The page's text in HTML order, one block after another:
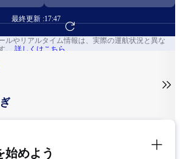
最終更新 :17:47
フライト予約へ
ルやリアルタイム情報は、実際の運航状況と異な
。 詳しくはこちら

始めよう